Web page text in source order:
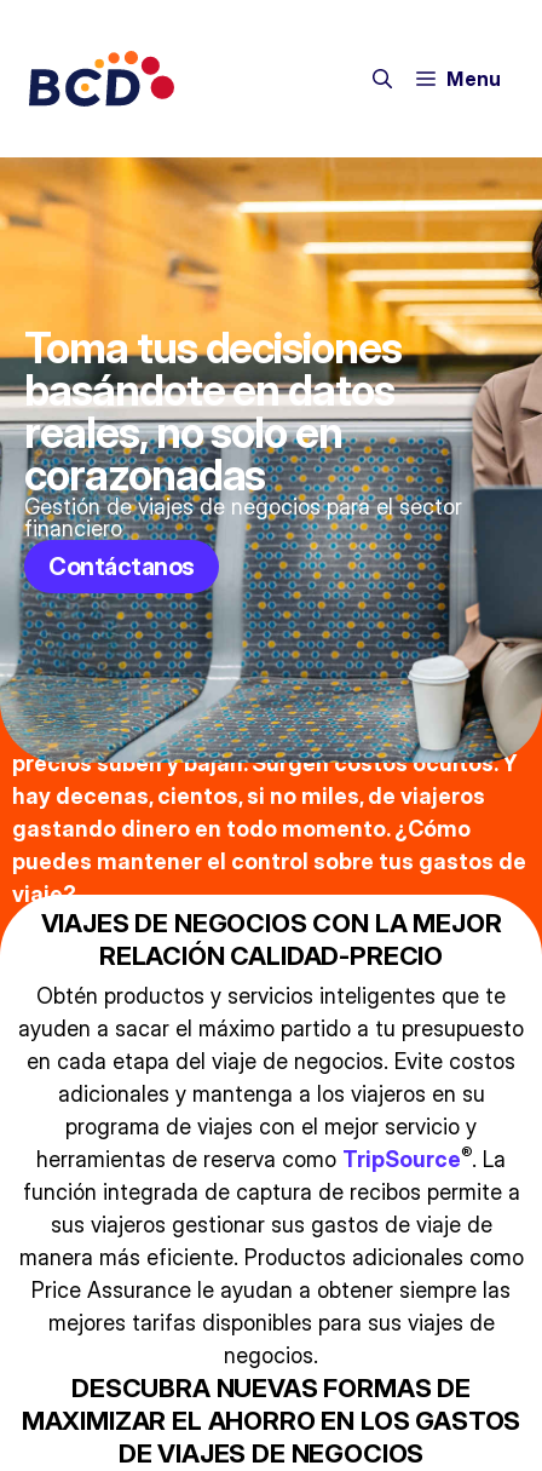
Menu
Toma tus decisiones
basándote en datos
reales, no solo en
corazonadas
Gestión de viajes de negocios para el sector
financiero
Contáctanos
Contratar viajes de negocios no es fácil. Los
precios suben y bajan. Surgen costos ocultos. Y
hay decenas, cientos, si no miles, de viajeros
gastando dinero en todo momento. ¿Cómo
puedes mantener el control sobre tus gastos de
viaje?
VIAJES DE NEGOCIOS CON LA MEJOR
RELACIÓN CALIDAD-PRECIO
Obtén productos y servicios inteligentes que te
ayuden a sacar el máximo partido a tu presupuesto
en cada etapa del viaje de negocios. Evite costos
adicionales y mantenga a los viajeros en su
programa de viajes con el mejor servicio y
herramientas de reserva como TripSource®. La
función integrada de captura de recibos permite a
sus viajeros gestionar sus gastos de viaje de
manera más eficiente. Productos adicionales como
Price Assurance le ayudan a obtener siempre las
mejores tarifas disponibles para sus viajes de
negocios.
DESCUBRA NUEVAS FORMAS DE
MAXIMIZAR EL AHORRO EN LOS GASTOS
DE VIAJES DE NEGOCIOS